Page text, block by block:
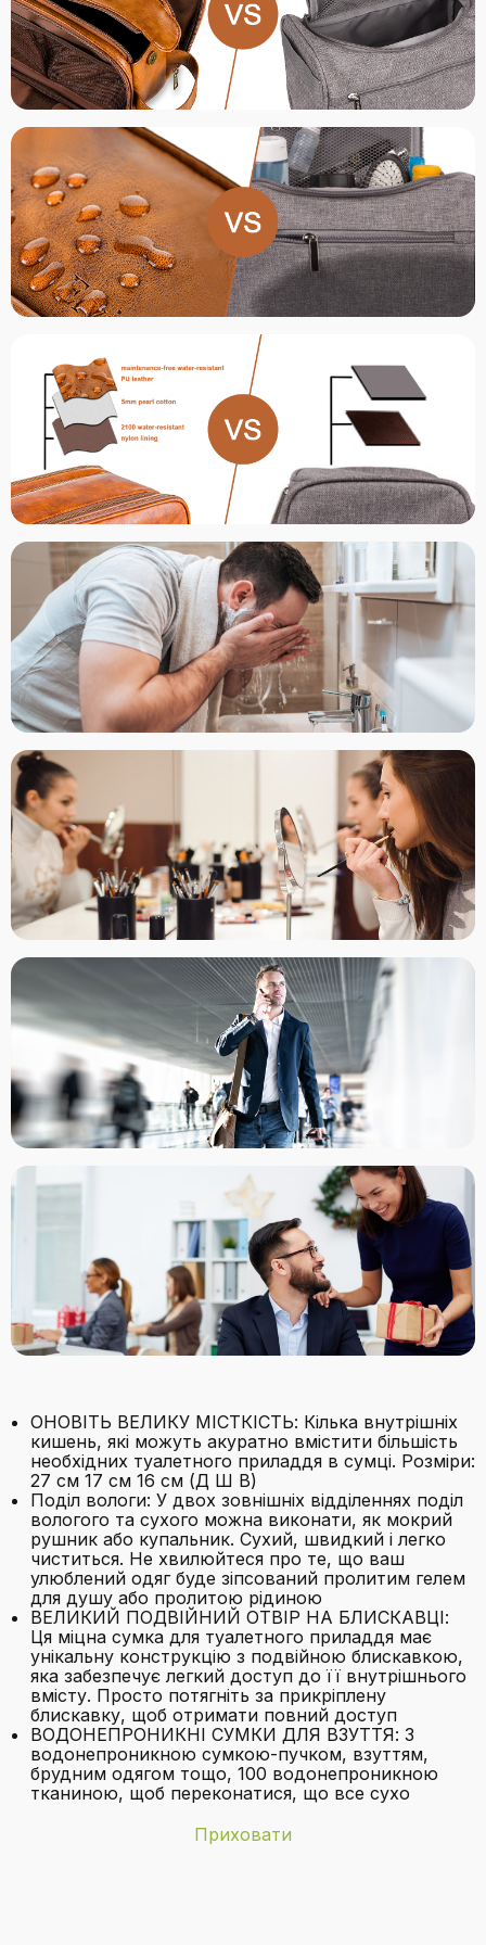
ОНОВІТЬ ВЕЛИКУ МІСТКІСТЬ: Кілька внутрішніх
кишень, які можуть акуратно вмістити більшість
необхідних туалетного приладдя в сумці. Розміри:
27 см 17 см 16 см (Д Ш В)
Поділ вологи: У двох зовнішніх відділеннях поділ
вологого та сухого можна виконати, як мокрий
рушник або купальник. Сухий, швидкий і легко
чиститься. Не хвилюйтеся про те, що ваш
улюблений одяг буде зіпсований пролитим гелем
для душу або пролитою рідиною
ВЕЛИКИЙ ПОДВІЙНИЙ ОТВІР НА БЛИСКАВЦІ:
Ця міцна сумка для туалетного приладдя має
унікальну конструкцію з подвійною блискавкою,
яка забезпечує легкий доступ до її внутрішнього
вмісту. Просто потягніть за прикріплену
блискавку, щоб отримати повний доступ
ВОДОНЕПРОНИКНІ СУМКИ ДЛЯ ВЗУТТЯ: З
водонепроникною сумкою-пучком, взуттям,
брудним одягом тощо, 100 водонепроникною
тканиною, щоб переконатися, що все сухо
Приховати